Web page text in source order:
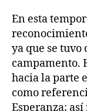
En esta
ya que se
campamento.
hacia la parte
como
Esperanza;